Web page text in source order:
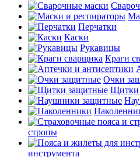
Перчатки
Каски
Рукавицы
Краги
Очки
Щитки
стропы
инструмента